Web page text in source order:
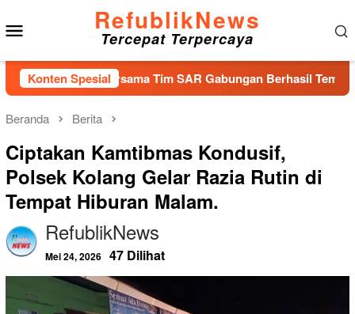
ke
konten
RefublikNews
Tercepat Terpercaya
Konten Spesial
Bersama Tim SAR Gabungan Berhasil Temukan Korban
Beranda Berita
Ciptakan Kamtibmas Kondusif,
Polsek Kolang Gelar Razia Rutin di
Tempat Hiburan Malam.
RefublikNews
Mei 24, 2026 47 Dilihat